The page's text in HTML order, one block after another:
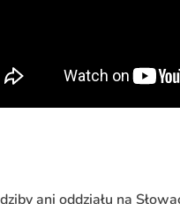
ani oddziału na